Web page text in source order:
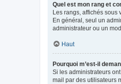
Quel est mon rang et
Les rangs, affichés sous
En général, seul un
administrateur ou un
Haut
Pourquoi m’est-il
Si les administrateurs
mail par des utilisateurs